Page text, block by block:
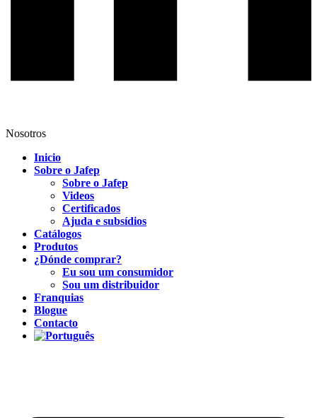
Nosotros
Inicio
Sobre o Jafep
Sobre o Jafep
Videos
Certificados
Ajuda e subsídios
Catálogos
Produtos
¿Dónde comprar?
Eu sou um consumidor
Sou um distribuidor
Franquias
Blogue
Contacto